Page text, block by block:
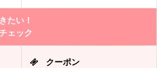
たい！
ェック
クーポン